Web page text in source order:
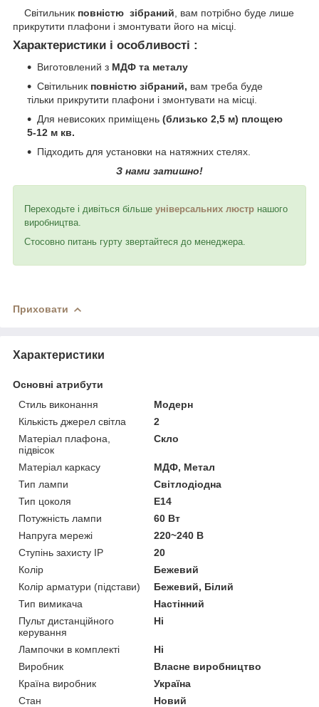
Світильник повністю зібраний , вам потрібно буде лише
прикрутити плафони і змонтувати його на місці.
Характеристики і особливості :
Виготовлений з МДФ та металу
Світильник повністю зібраний, вам треба буде
тільки прикрутити плафони і змонтувати на місці.
Для невисоких приміщень (близько 2,5 м) площею
5-12 м кв.
Підходить для установки на натяжних стелях.
З нами затишно!
Переходьте і дивіться більше універсальних люстр нашого
виробництва.
Стосовно питань гурту звертайтеся до менеджера.
Приховати
Характеристики
Основні атрибути
Стиль виконання
Модерн
Кількість джерел світла
2
Матеріал плафона,
підвісок
Скло
Матеріал каркасу
МДФ, Метал
Тип лампи
Світлодіодна
Тип цоколя
E14
Потужність лампи
60 Вт
Напруга мережі
220~240 В
Ступінь захисту IP
20
Колір
Бежевий
Колір арматури (підстави)
Бежевий, Білий
Тип вимикача
Настінний
Пульт дистанційного
керування
Ні
Лампочки в комплекті
Ні
Виробник
Власне виробництво
Країна виробник
Україна
Стан
Новий